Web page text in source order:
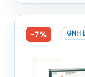
-7% GNH